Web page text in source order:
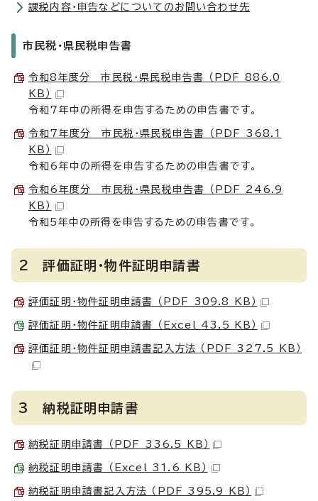
課税内容・申告などについてのお問い合わせ先
市民税・県民税申告書
令和8年度分 市民税・県民税申告書 （PDF 886.0
KB）
令和7年中の所得を申告するための申告書です。
令和7年度分 市民税・県民税申告書 （PDF 368.1
KB）
令和6年中の所得を申告するための申告書です。
令和6年度分 市民税・県民税申告書 （PDF 246.9
KB）
令和5年中の所得を申告するための申告書です。
2 評価証明・物件証明申請書
評価証明・物件証明申請書 （PDF 309.8 KB）
評価証明・物件証明申請書 （Excel 43.5 KB）
評価証明・物件証明申請書記入方法 （PDF 327.5 KB）
3 納税証明申請書
納税証明申請書 （PDF 336.5 KB）
納税証明申請書 （Excel 31.6 KB）
納税証明申請書記入方法 （PDF 395.9 KB）